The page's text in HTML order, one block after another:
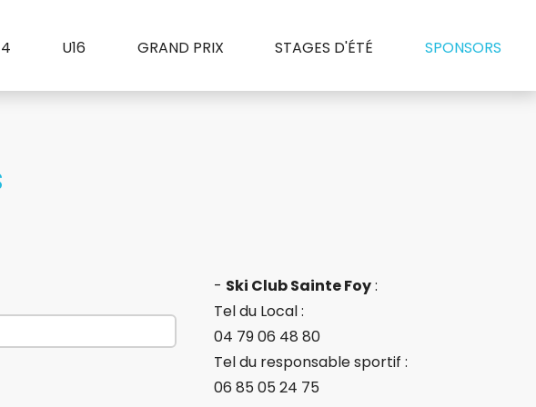
U16 GRAND PRIX STAGES D'ÉTÉ SPONSORS
- Ski Club Sainte Foy:
Tel du Local :
04 79 06 48 80
Tel du responsable sportif :
06 85 05 24 75